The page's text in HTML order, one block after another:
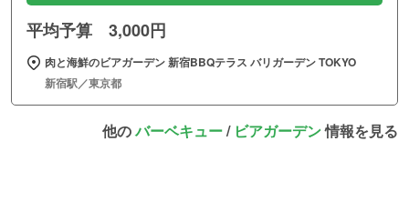
平均予算 3,000円
肉と海鮮のビアガーデン 新宿BBQテラス バリガーデン TOKYO
新宿駅／東京都
他のバーベキュー/ ビアガーデン情報を見る